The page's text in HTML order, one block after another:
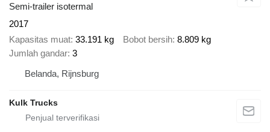
Semi-trailer isotermal
2017
Kapasitas muat 33.191 kg Bobot bersih 8.809 kg
Jumlah gandar 3
Belanda, Rijnsburg
Kulk Trucks